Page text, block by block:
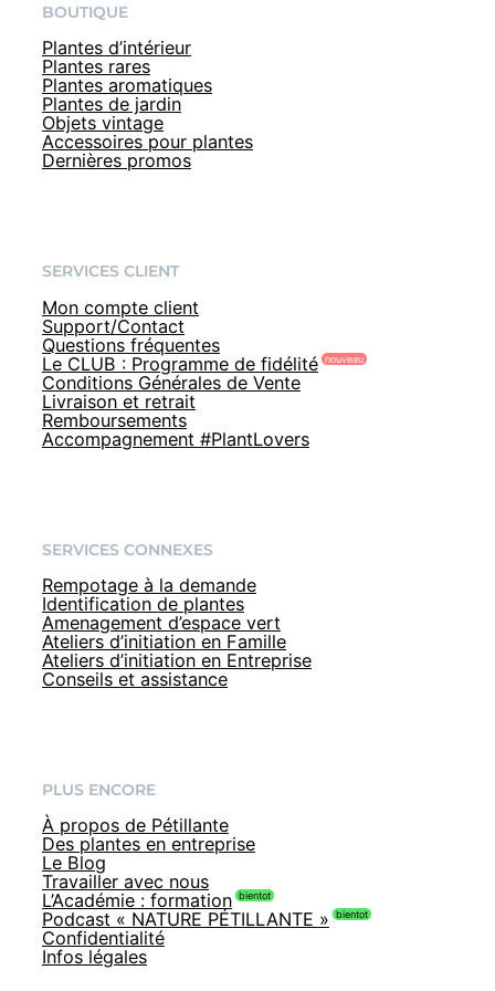
BOUTIQUE
Plantes d’intérieur
Plantes rares
Plantes aromatiques
Plantes de jardin
Objets vintage
Accessoires pour plantes
Dernières promos
SERVICES CLIENT
Mon compte client
Support/Contact
Questions fréquentes
Le CLUB : Programme de fidélité
Conditions Générales de Vente
Livraison et retrait
Remboursements
Accompagnement #PlantLovers
SERVICES CONNEXES
Rempotage à la demande
Identification de plantes
Amenagement d’espace vert
Ateliers d’initiation en Famille
Ateliers d’initiation en Entreprise
Conseils et assistance
PLUS ENCORE
À propos de Pétillante
Des plantes en entreprise
Le Blog
Travailler avec nous
L’Académie : formation
Podcast « NATURE PÉTILLANTE »
Confidentialité
Infos légales